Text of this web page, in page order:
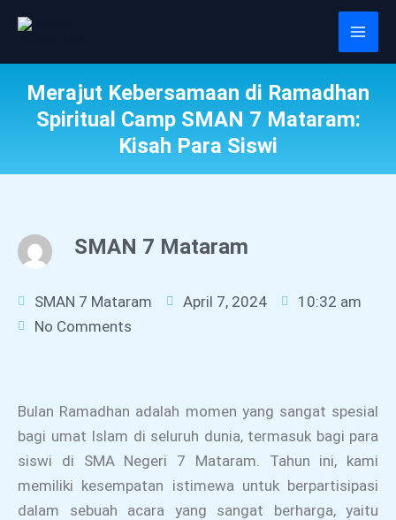
Skip
content
Main
Merajut Kebersamaan di Ramadhan
Spiritual Camp SMAN 7 Mataram:
Kisah Para Siswi
SMAN 7 Mataram
SMAN 7 Mataram April 7, 2024
10:32 am
No Comments
Bulan Ramadhan adalah momen yang sangat spesial
bagi umat Islam di seluruh dunia, termasuk bagi para
siswi di SMA Negeri 7 Mataram. Tahun ini, kami
memiliki kesempatan istimewa untuk berpartisipasi
dalam sebuah acara yang sangat berharga, yaitu